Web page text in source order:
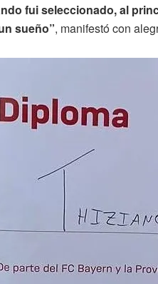
fui seleccionado, al
sueño”, manifestó con